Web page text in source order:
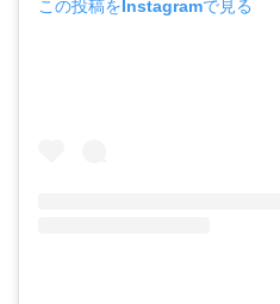
この投稿をInstagramで見る